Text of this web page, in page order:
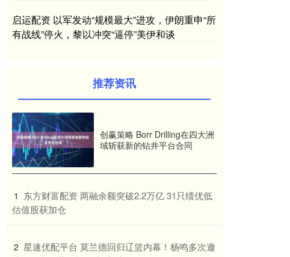
启运配资 以军发动“规模最大”进攻，伊朗重申“所
有战线”停火，黎以冲突“逼停”美伊和谈
推荐资讯
创赢策略 Borr Drilling在四大洲
域斩获新的钻井平台合同
1 ​东方财富配资 两融余额突破2.2万亿 31只绩优低
估值股获加仓
2 ​星速优配平台 莫兰德回归辽篮内幕！杨鸣多次邀